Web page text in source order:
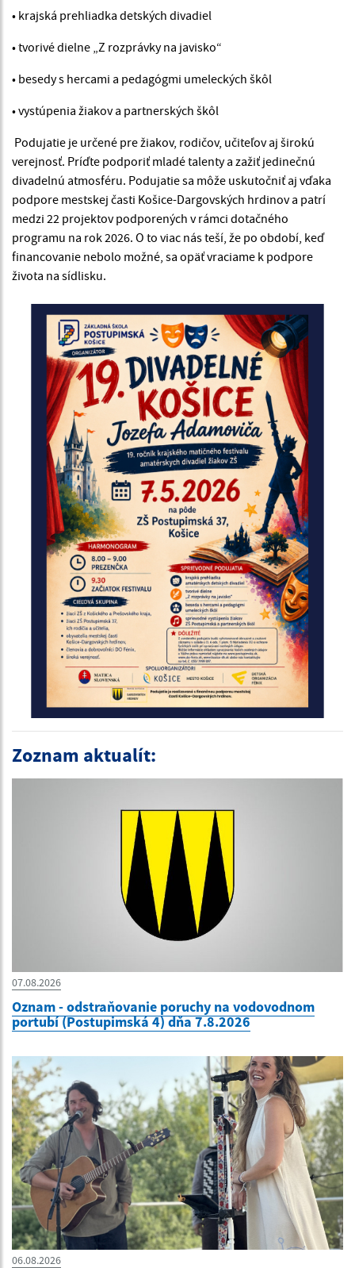
• krajská prehliadka detských divadiel
• tvorivé dielne „Z rozprávky na javisko“
• besedy s hercami a pedagógmi umeleckých škôl
• vystúpenia žiakov a partnerských škôl
Podujatie je určené pre žiakov, rodičov, učiteľov aj širokú
verejnosť. Príďte podporiť mladé talenty a zažiť jedinečnú
divadelnú atmosféru. Podujatie sa môže uskutočniť aj vďaka
podpore mestskej časti Košice-Dargovských hrdinov a patrí
medzi 22 projektov podporených v rámci dotačného
programu na rok 2026. O to viac nás teší, že po období, keď
financovanie nebolo možné, sa opäť vraciame k podpore
života na sídlisku.
Zoznam aktualít:
07.08.2026
Oznam - odstraňovanie poruchy na vodovodnom
portubí (Postupimská 4) dňa 7.8.2026
06.08.2026